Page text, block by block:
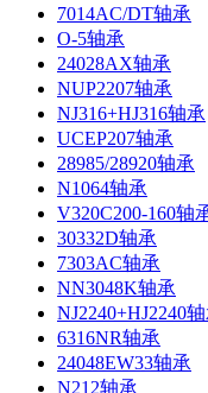
7014AC/DT轴承
O-5轴承
24028AX轴承
NUP2207轴承
NJ316+HJ316轴承
UCEP207轴承
28985/28920轴承
N1064轴承
V320C200-160轴
30332D轴承
7303AC轴承
NN3048K轴承
NJ2240+HJ2240
6316NR轴承
24048EW33轴承
N212轴承